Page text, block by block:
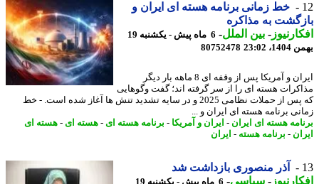
خط زمانی برنامه هسته ای ایران و
به مذاکره
-بین الملل-
6 ماه پیش - یکشنبه 19
23:02
80752478
ایران و آمریکا پس از وقفه ای 8 ماهه بار دیگر
هسته ای را از سر گرفته اند؛ گفت وگوهایی
که پس از حملات نظامی 2025 و در سایه تشدید تنش ها آغاز شده است. - خط
برنامه هسته ای ایران و ...
هسته ای ایران - ایران و آمریکا- برنامه هسته ای- هسته ای- هسته ای
- برنامه هسته-ایران
آذر منصوری بازداشت شد
-سیاسی-
6 ماه پیش - یکشنبه 19